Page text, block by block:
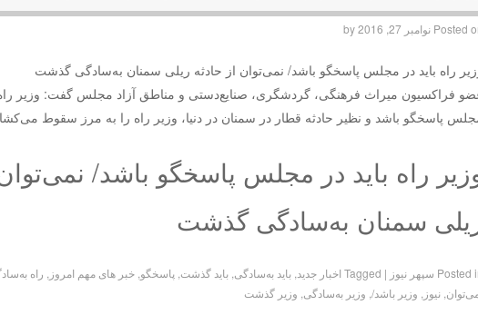
Posted نوامبر 27, 2016 by
راه باید در مجلس پاسخگو باشد/ نمی‌توان از حادثه ریلی سمنان به‌سادگی گذشت
فراکسیون میراث فرهنگی، گردشگری، صنایع‌دستی و مناطق آزاد مجلس گفت: وزیر
پاسخگو باشد و نظیر حادثه قطار در سمنان در دنیا، وزیر راه را به مرز سقوط
راه باید در مجلس پاسخگو باشد/
سمنان به‌سادگی گذشت
Posted سپهر نیوز |
Tagged اخبار جدید,باید به‌سادگی,باید گذشت,پاسخگو,خبر های مهم امروز, راه
,نیوز, وزیر باشد/, وزیر به‌سادگی, وزیر گذشت